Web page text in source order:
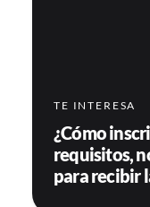
TE INTERESA
¿Cómo
requisitos,
para recibir